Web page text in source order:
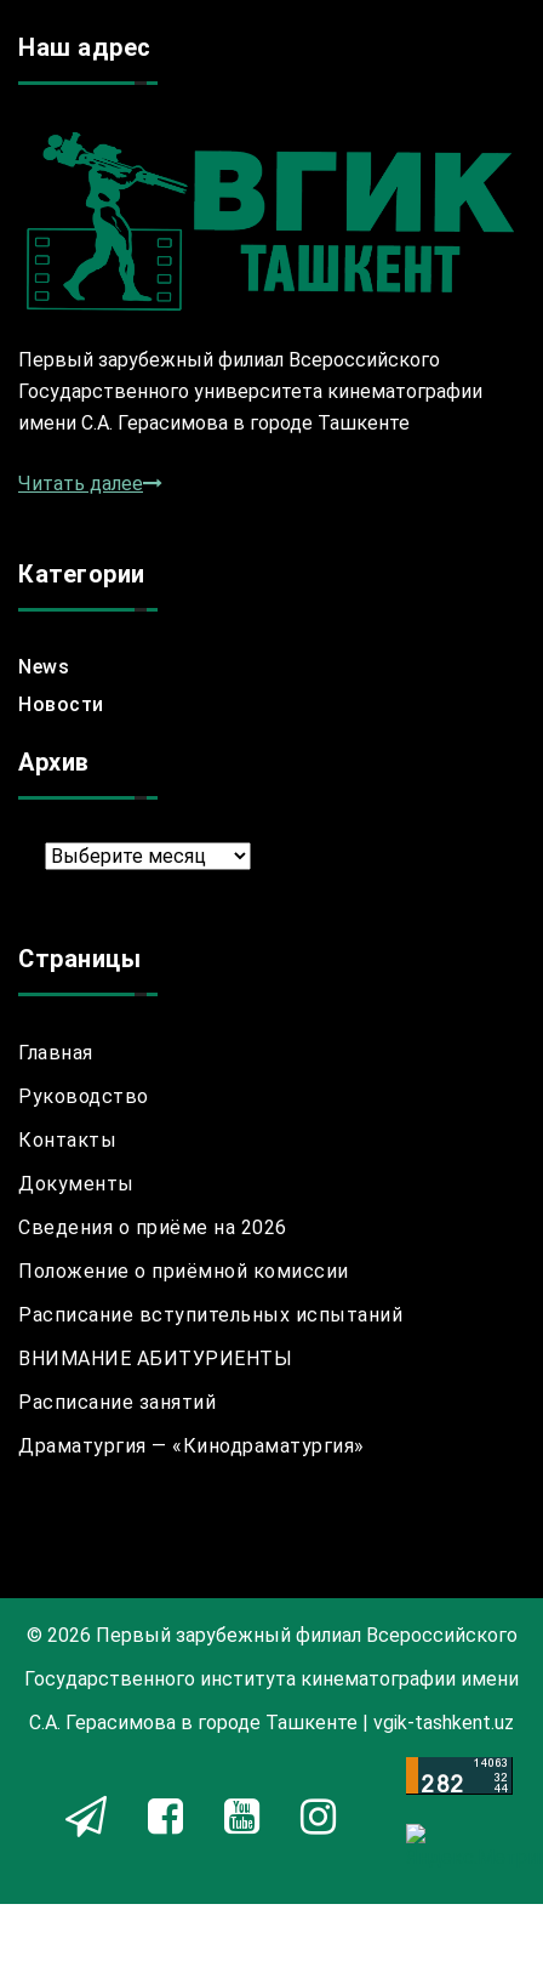
Наш адрес
Первый зарубежный филиал Всероссийского
Государственного университета кинематографии
имени С.А. Герасимова в городе Ташкенте
Читать далее
Категории
News
Новости
Архив
Архив
Страницы
Главная
Руководство
Контакты
Документы
Сведения о приёме на 2026
Положение о приёмной комиссии
Расписание вступительных испытаний
ВНИМАНИЕ АБИТУРИЕНТЫ
Расписание занятий
Драматургия — «Кинодраматургия»
© 2026 Первый зарубежный филиал Всероссийского
Государственного института кинематографии имени
С.А. Герасимова в городе Ташкенте | vgik-tashkent.uz